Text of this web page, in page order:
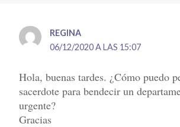
REGINA
06/12/2020 A LAS 15:07
Hola, buenas tardes. ¿Cómo puedo
sacerdote para bendecir un
urgente?
Gracias